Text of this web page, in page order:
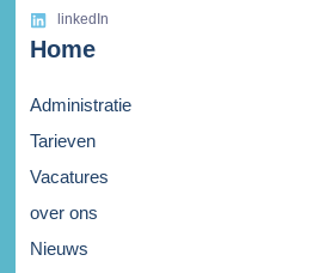
linkedIn
Home
Administratie
Tarieven
Vacatures
over ons
Nieuws